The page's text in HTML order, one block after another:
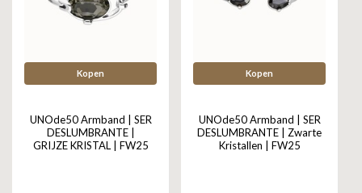
Kopen
UNOde50 Armband | SER
DESLUMBRANTE |
GRIJZE KRISTAL | FW25
Kopen
UNOde50 Armband | SER
DESLUMBRANTE | Zwarte
Kristallen | FW25